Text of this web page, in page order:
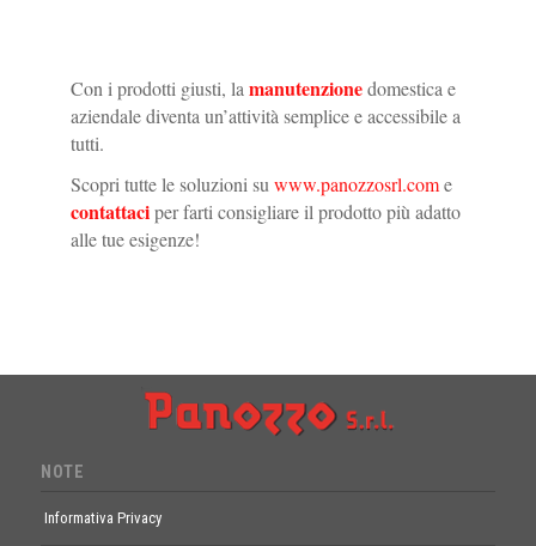
Con i prodotti giusti, la manutenzionedomestica e
aziendale diventa un’attività semplice e accessibile a
tutti.
Scopri tutte le soluzioni su www.panozzosrl.come
contattaciper farti consigliare il prodotto più adatto
alle tue esigenze!
NOTE
Informativa Privacy